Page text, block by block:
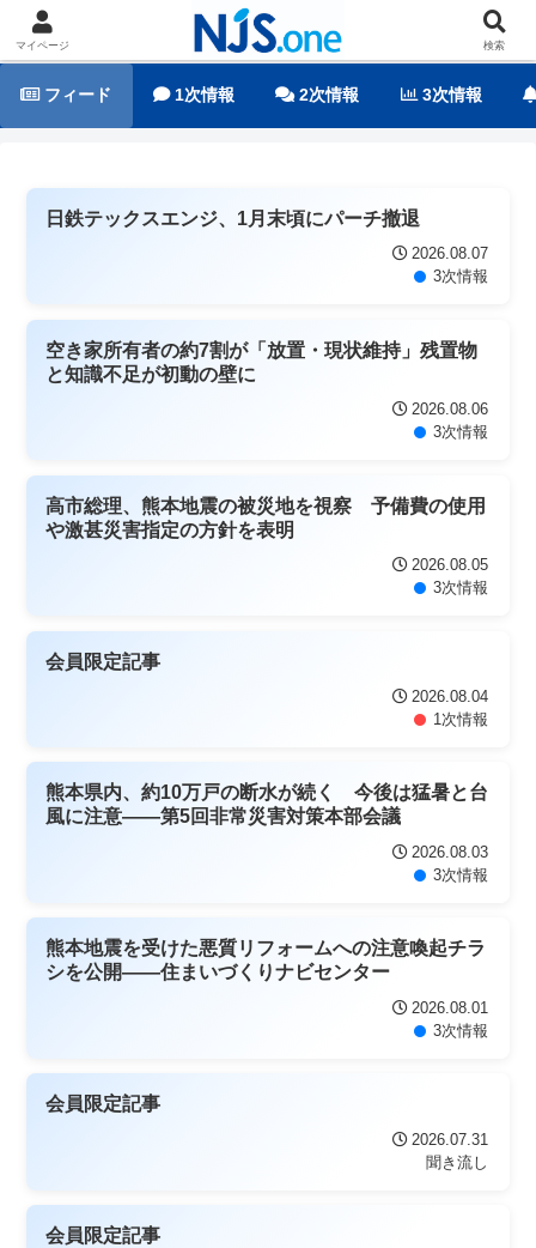
フィード 1次情報 2次情報 3次情報
日鉄テックスエンジ、1月末頃にパーチ撤退
2026.08.07
3次情報
空き家所有者の約7割が「放置・現状維持」残置物
と知識不足が初動の壁に
2026.08.06
3次情報
高市総理、熊本地震の被災地を視察 予備費の使用
や激甚災害指定の方針を表明
2026.08.05
3次情報
会員限定記事
2026.08.04
1次情報
熊本県内、約10万戸の断水が続く 今後は猛暑と台
風に注意――第5回非常災害対策本部会議
2026.08.03
3次情報
熊本地震を受けた悪質リフォームへの注意喚起チラ
シを公開――住まいづくりナビセンター
2026.08.01
3次情報
会員限定記事
2026.07.31
聞き流し
会員限定記事
マイページ 検索